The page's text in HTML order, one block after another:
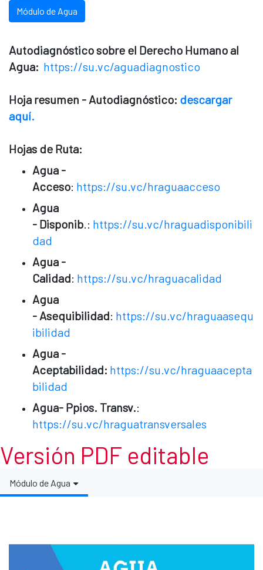
Módulo de Agua
Autodiagnóstico sobre el Derecho Humano al
Agua: https://su.vc/aguadiagnostico
Hoja resumen - Autodiagnóstico: descargar
aquí.
Hojas de Ruta:
Agua -
Acceso: https://su.vc/hraguaacceso
Agua
- Disponib.: https://su.vc/hraguadisponibili
dad
Agua -
Calidad: https://su.vc/hraguacalidad
Agua
- Asequibilidad: https://su.vc/hraguaasequ
ibilidad
Agua -
Aceptabilidad: https://su.vc/hraguaacepta
bilidad
Agua- Ppios. Transv.:
https://su.vc/hraguatransversales
Versión PDF editable
Módulo de Agua